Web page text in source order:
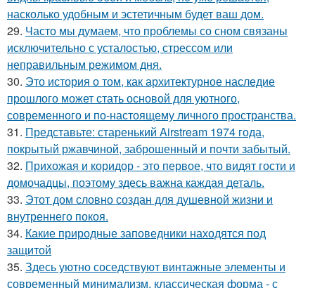
насколько удобным и эстетичным будет ваш дом.
29. Часто мы думаем, что проблемы со сном связаны
исключительно с усталостью, стрессом или
неправильным режимом дня.
30. Это история о том, как архитектурное наследие
прошлого может стать основой для уютного,
современного и по-настоящему личного пространства.
31. Представьте: старенький Airstream 1974 года,
покрытый ржавчиной, заброшенный и почти забытый.
32. Прихожая и коридор - это первое, что видят гости и
домочадцы, поэтому здесь важна каждая деталь.
33. Этот дом словно создан для душевной жизни и
внутреннего покоя.
34. Какие природные заповедники находятся под
защитой
35. Здесь уютно соседствуют винтажные элементы и
современный минимализм, классическая форма - с